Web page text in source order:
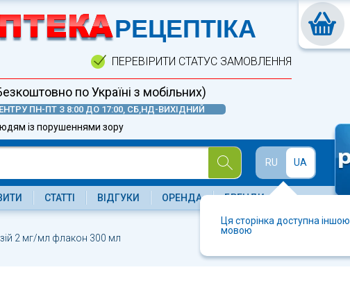
АПТЕКА
РЕЦЕПТІКА
ПЕРЕВІРИТИ СТАТУС ЗАМОВЛЕННЯ
по Україні з мобільних)
ПН-ПТ З 8:00 ДО 17:00, СБ,НД-ВИХІДНИЙ
із порушеннями зору
RU UA
Ця сторінка доступна іншою
мовою
СТАТТІ ВІДГУКИ ОРЕНДА БРЕНДИ
2 мг/мл флакон 300 мл